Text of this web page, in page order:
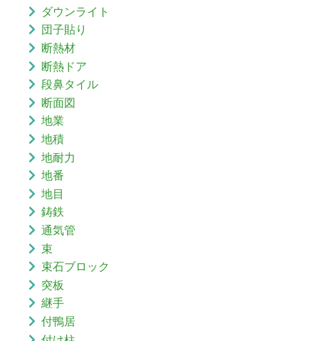
ダウンライト
団子貼り
断熱材
断熱ドア
段鼻タイル
断面図
地業
地積
地耐力
地番
地目
鋳鉄
通気管
束
束石ブロック
突板
継手
付鴨居